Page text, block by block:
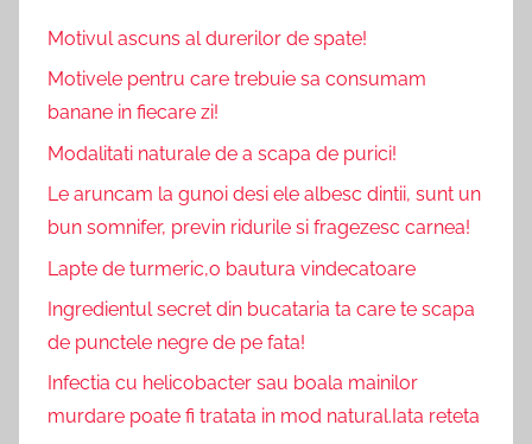
Motivul ascuns al durerilor de spate!
Motivele pentru care trebuie sa consumam
banane in fiecare zi!
Modalitati naturale de a scapa de purici!
Le aruncam la gunoi desi ele albesc dintii, sunt un
bun somnifer, previn ridurile si fragezesc carnea!
Lapte de turmeric,o bautura vindecatoare
Ingredientul secret din bucataria ta care te scapa
de punctele negre de pe fata!
Infectia cu helicobacter sau boala mainilor
murdare poate fi tratata in mod natural.Iata reteta